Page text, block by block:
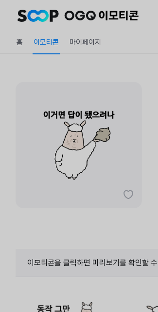
홈 이모티콘 마이페이지
이모티콘을 클릭하면 미리보기를 확인할